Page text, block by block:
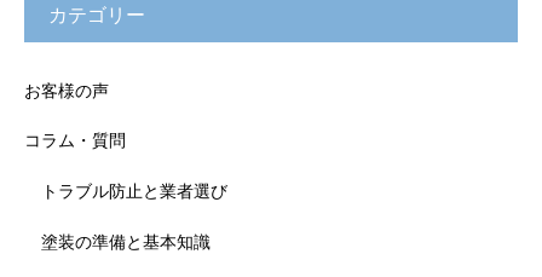
カテゴリー
お客様の声
コラム・質問
トラブル防止と業者選び
塗装の準備と基本知識